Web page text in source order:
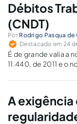
Débitos
(CNDT)
Por Rodrigo Pasqua de
Destacado em 24
É de grande valia a
11.440, de 2011 e o
introduzidas na Lei
significativa redução
pagamento de suas
A exigência